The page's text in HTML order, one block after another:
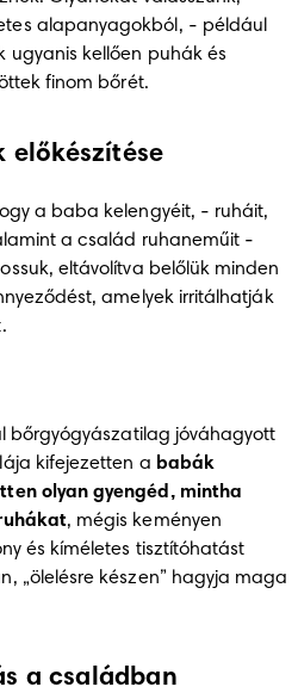
alapanyagokból, - például
ugyanis kellően puhák és
finom bőrét.
előkészítése
a baba kelengyéit, - ruháit,
a család ruhaneműit -
eltávolítva belőlük minden
amelyek irritálhatják
kifejezetten a babák
olyan gyengéd, mintha
, mégis keményen
és kíméletes tisztítóhatást
„ölelésre készen” hagyja maga
a családban